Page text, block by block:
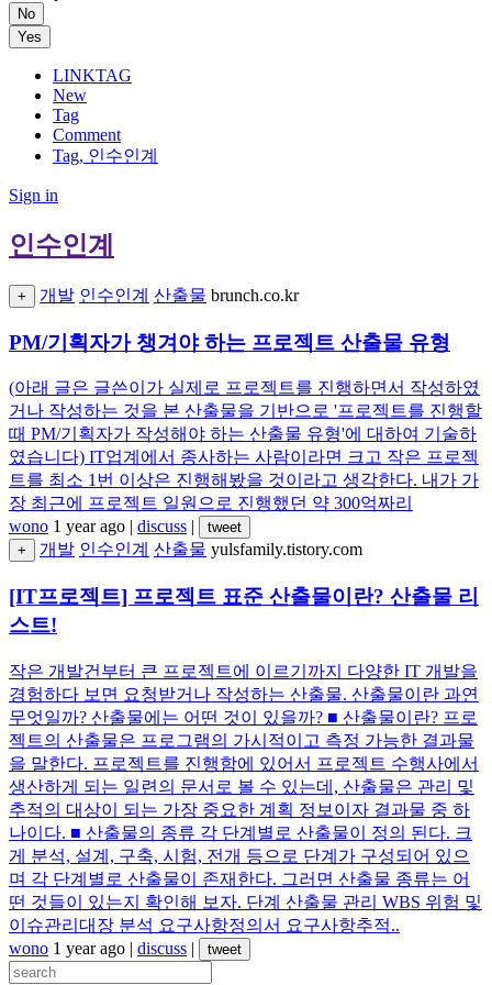
No
Yes
LINKTAG
New
Tag
Comment
Tag, 인수인계
Sign in
인수인계
+ 개발 인수인계 산출물 brunch.co.kr
PM/기획자가 챙겨야 하는 프로젝트 산출물 유형
(아래 글은 글쓴이가 실제로 프로젝트를 진행하면서 작성하였
거나 작성하는 것을 본 산출물을 기반으로 '프로젝트를 진행할
때 PM/기획자가 작성해야 하는 산출물 유형'에 대하여 기술하
였습니다) IT업계에서 종사하는 사람이라면 크고 작은 프로젝
트를 최소 1번 이상은 진행해봤을 것이라고 생각한다. 내가 가
장 최근에 프로젝트 일원으로 진행했던 약 300억짜리
wono 1 year ago | discuss |
tweet
+
개발 인수인계 산출물 yulsfamily.tistory.com
[IT프로젝트] 프로젝트 표준 산출물이란? 산출물 리
스트!
작은 개발건부터 큰 프로젝트에 이르기까지 다양한 IT 개발을
경험하다 보면 요청받거나 작성하는 산출물. 산출물이란 과연
무엇일까? 산출물에는 어떤 것이 있을까? ■ 산출물이란? 프로
젝트의 산출물은 프로그램의 가시적이고 측정 가능한 결과물
을 말한다. 프로젝트를 진행함에 있어서 프로젝트 수행사에서
생산하게 되는 일련의 문서로 볼 수 있는데, 산출물은 관리 및
추적의 대상이 되는 가장 중요한 계획 정보이자 결과물 중 하
나이다. ■ 산출물의 종류 각 단계별로 산출물이 정의 된다. 크
게 분석, 설계, 구축, 시험, 전개 등으로 단계가 구성되어 있으
며 각 단계별로 산출물이 존재한다. 그러면 산출물 종류는 어
떤 것들이 있는지 확인해 보자. 단계 산출물 관리 WBS 위험 및
이슈관리대장 분석 요구사항정의서 요구사항추적..
wono 1 year ago | discuss | tweet